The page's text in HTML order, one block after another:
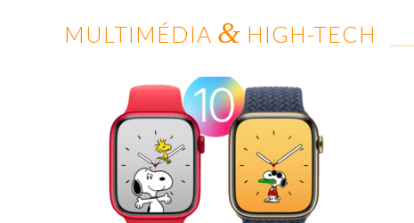
MULTIMÉDIA & HIGH-TECH